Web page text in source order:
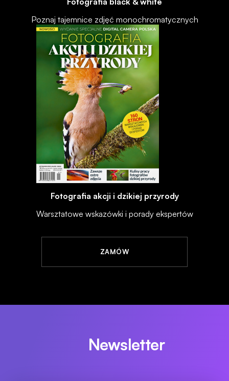
Poznaj tajemnice zdjęć monochromatycznych
Fotografia akcji i dzikiej przyrody
Warsztatowe wskazówki i porady ekspertów
ZAMÓW
Newsletter